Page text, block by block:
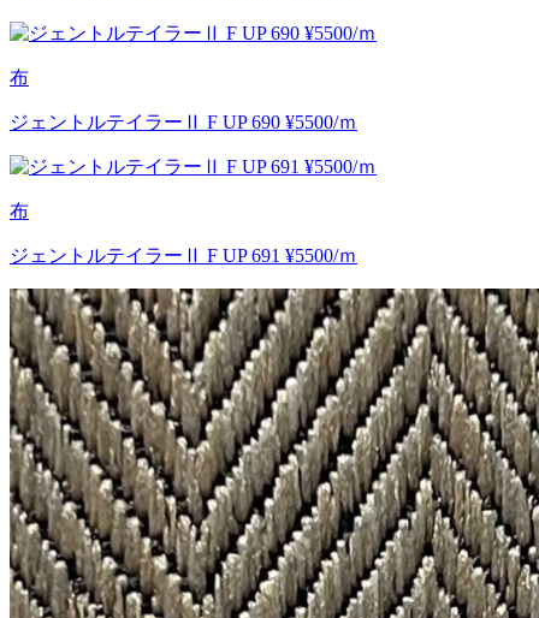
布
ジェントルテイラーⅡ F UP 690 ¥5500/ｍ
布
ジェントルテイラーⅡ F UP 691 ¥5500/ｍ